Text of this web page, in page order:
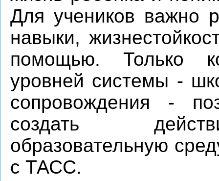
Для учеников важно
навыки,
помощью. Только
уровней системы -
сопровождения -
создать
образовательную
с ТАСС.